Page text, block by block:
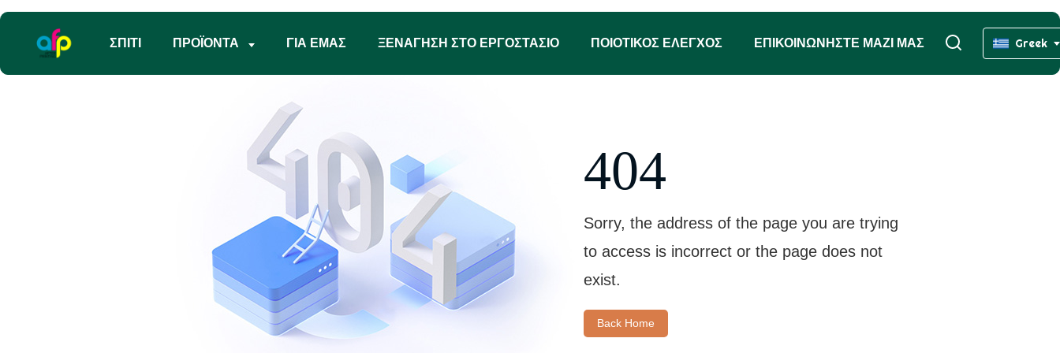
ΣΠΊΤΙ ΠΡΟΪΌΝΤΑ ΓΙΑ ΕΜΆΣ ΞΕΝΆΓΗΣΗ ΣΤΟ ΕΡΓΟΣΤΆΣΙΟ ΠΟΙΟΤΙΚΌΣ ΈΛΕΓΧΟΣ ΕΠΙΚΟΙΝΩΝΉΣΤΕ ΜΑΖΊ ΜΑΣ Greek
404
Sorry, the address of the page you are trying
to access is incorrect or the page does not
exist.
Back Home